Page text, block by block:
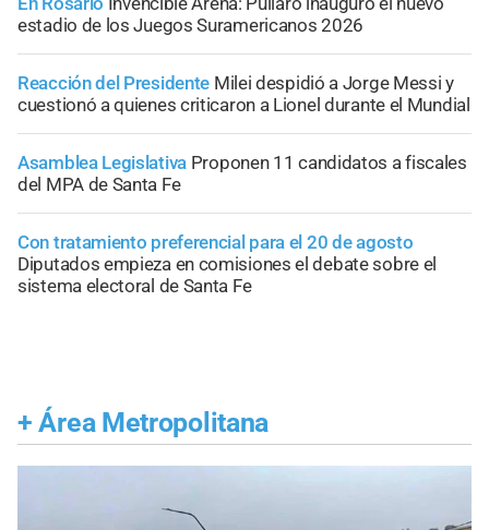
estadio de los Juegos Suramericanos 2026
Reacción del Presidente Milei despidió a Jorge Messi y
cuestionó a quienes criticaron a Lionel durante el Mundial
Asamblea Legislativa Proponen 11 candidatos a fiscales
del MPA de Santa Fe
Con tratamiento preferencial para el 20 de agosto
Diputados empieza en comisiones el debate sobre el
sistema electoral de Santa Fe
+ Área Metropolitana